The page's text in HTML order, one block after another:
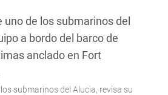
submarinos del Alucia, revisa su